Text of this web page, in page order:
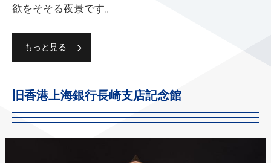
欲をそそる夜景です。
もっと見る
旧香港上海銀行長崎支店記念館